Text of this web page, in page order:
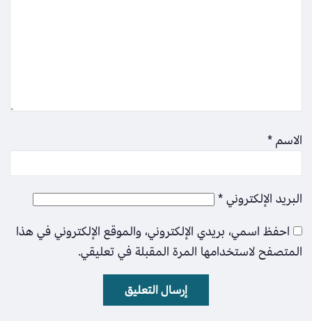
الاسم*
البريد الإلكتروني*
احفظ اسمي، بريدي الإلكتروني، والموقع الإلكتروني في هذا
المتصفح لاستخدامها المرة المقبلة في تعليقي.